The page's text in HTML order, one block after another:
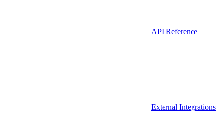
API Reference
External Integrations